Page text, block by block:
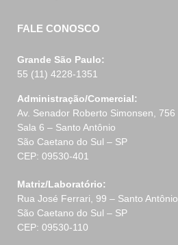
FALE CONOSCO
Grande São Paulo:
55 (11) 4228-1351
Administração/Comercial:
Av. Senador Roberto Simonsen, 756
Sala 6 – Santo Antônio
São Caetano do Sul – SP
CEP: 09530-401
Matriz/Laboratório:
Rua José Ferrari, 99 – Santo Antônio
São Caetano do Sul – SP
CEP: 09530-110